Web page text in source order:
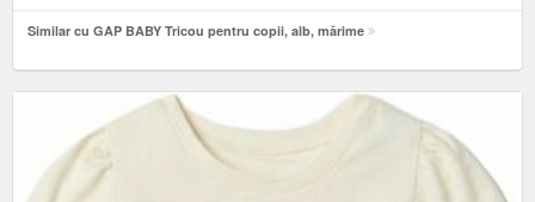
Similar cu GAP BABY Tricou pentru copii, alb, mărime